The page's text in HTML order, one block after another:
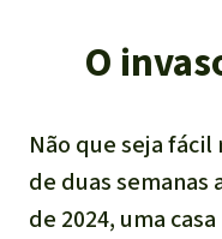
O
Não que seja
de duas semanas
de 2024, uma